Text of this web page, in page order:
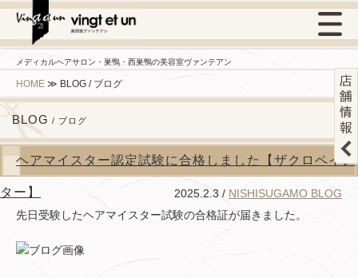
メディカルヘアサロン・巣鴨・西巣鴨の美容室ヴァンテアン
HOME ≫ BLOG / ブログ
BLOG / ブログ
ヘアマイスター認定試験に合格しました【ザクロペイン
ター】 2025.2.3 / NISHISUGAMO BLOG
先日受験したヘアマイスター試験の合格証が届きました。